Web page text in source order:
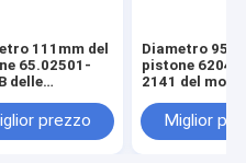
111mm del
65.02501-
delle
di DOOSAN
prezzo
Diametro
pistone 6204-
2141 del
S4D95LE-2
Miglior